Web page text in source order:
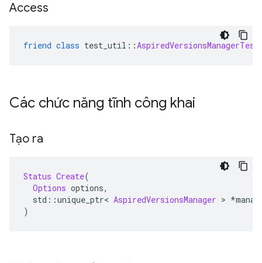
Access
friend class test_util ::
Các chức năng tĩnh công khai
Tạo ra
Status Create(
Options options,
std ::unique_ptr< AspiredVersionsManager > *
)